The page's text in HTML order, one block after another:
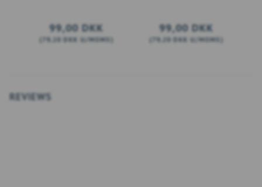
99,00 DKK
79,20 DKK U/MOMS
99,00 DKK
79,20 DKK U/MOMS
REVIEWS